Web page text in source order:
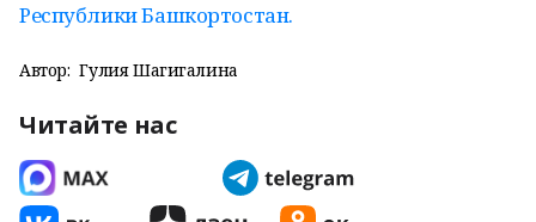
Республики Башкортостан.
Автор: Гулия Шагигалина
Читайте нас